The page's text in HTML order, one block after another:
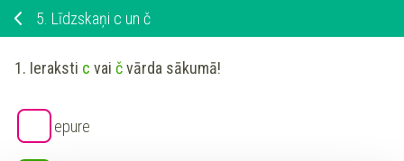
5. Līdzskaņi c un č
1. Ieraksti c vai čvārda sākumā!
epure